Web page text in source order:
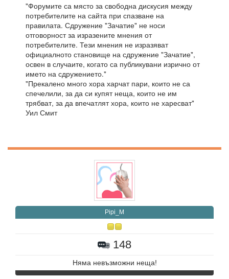
"Форумите са място за свободна дискусия между
потребителите на сайта при спазване на
правилата. Сдружение "Зачатие" не носи
отговорност за изразените мнения от
потребителите. Тези мнения не изразяват
официалното становище на сдружение "Зачатие",
освен в случаите, когато са публикувани изрично от
името на сдружението."
"Прекалено много хора харчат пари, които не са
спечелили, за да си купят неща, които не им
трябват, за да впечатлят хора, които не харесват"
Уил Смит
Pipi_M
148
Няма невъзможни неща!